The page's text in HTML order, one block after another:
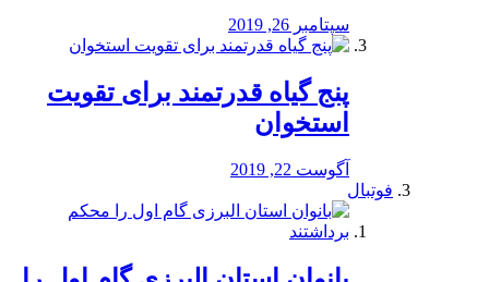
سپتامبر 26, 2019
پنج گیاه قدرتمند برای تقویت
استخوان
آگوست 22, 2019
فوتبال